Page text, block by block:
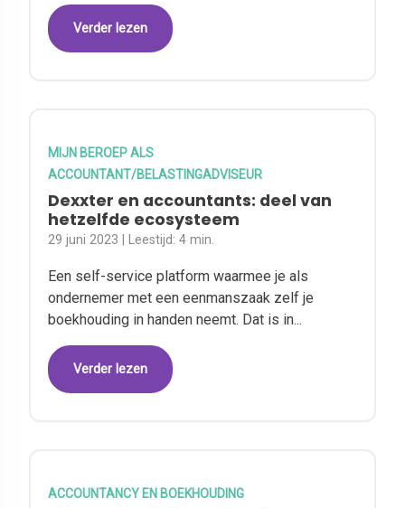
Verder lezen
MIJN BEROEP ALS
ACCOUNTANT/BELASTINGADVISEUR
Dexxter en accountants: deel van
hetzelfde ecosysteem
29 juni 2023 | Leestijd:4 min.
Een self-service platform waarmee je als
ondernemer met een eenmanszaak zelf je
boekhouding in handen neemt. Dat is in...
Verder lezen
ACCOUNTANCY EN BOEKHOUDING